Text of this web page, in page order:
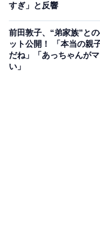
すぎ」と反響
前田敦子、“弟家族”と
ット公開！ 「本当の親
だね」「あっちゃんが
い」